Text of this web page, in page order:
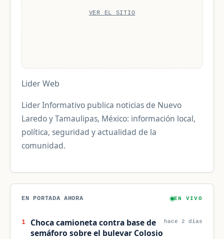
VER EL SITIO
Lider Web
Lider Informativo publica noticias de Nuevo
Laredo y Tamaulipas, México: información local,
política, seguridad y actualidad de la
comunidad.
EN PORTADA AHORA EN VIVO
1
Choca camioneta contra base de
semáforo sobre el bulevar Colosio
hace 2 días